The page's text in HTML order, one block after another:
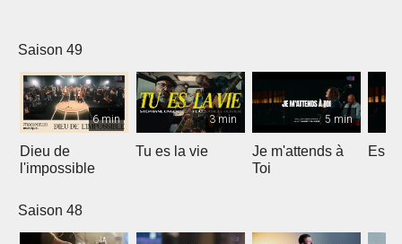
Saison 49
6 min
Dieu de
l'impossible
3 min
Tu es la vie
5 min
Je m'attends à
Toi
Saison 48